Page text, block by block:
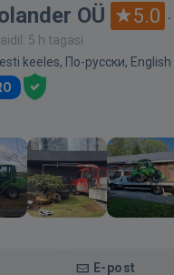
OÜ 5.0 ·
5 h tagasi
keeles, По-русски, English
E-post